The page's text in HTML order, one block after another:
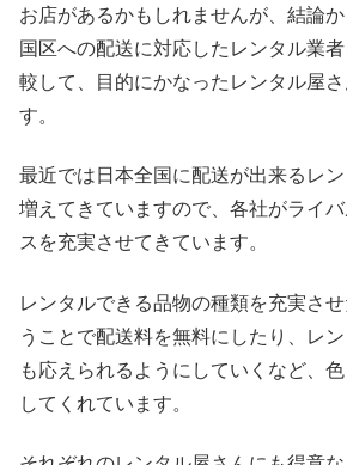
お店があるかもしれませんが、結論
国区への配送に対応したレンタル業
較して、目的にかなったレンタル屋
す。
最近では日本全国に配送が出来るレ
増えてきていますので、各社がライ
スを充実させてきています。
レンタルできる品物の種類を充実さ
うことで配送料を無料にしたり、レ
も応えられるようにしていくなど、
してくれています。